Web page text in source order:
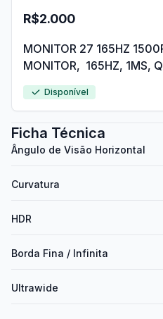
R$2.000
MONITOR 27 165HZ
MONITOR, 165HZ, 1MS,
Disponível
Ficha Técnica
Ângulo de Visão Horizontal
Curvatura
HDR
Borda Fina / Infinita
Ultrawide